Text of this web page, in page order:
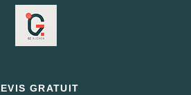
GRATUIT